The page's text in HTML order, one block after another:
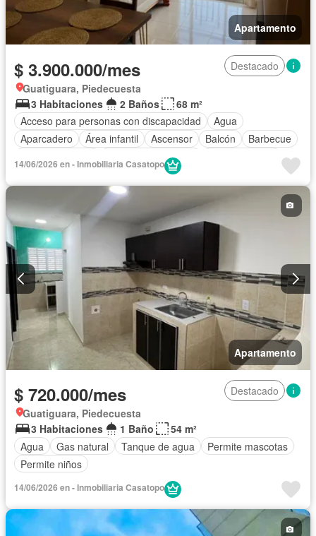
Apartamento
$ 3.900.000/mes
Destacado
Guatiguara, Piedecuesta
3 Habitaciones
2 Baños
68 m²
Acceso para personas con discapacidad
Agua
Aparcadero
Área infantil Ascensor Balcón
Barbecue
Caseta de vigilancia
Internet
Seguridad privada
Vista panorámica
Wifi Permite mascotas Permite niños
14/06/2026 en - Inmobiliaria Casatopo
Apartamento
$ 720.000/mes
Destacado
Guatiguara, Piedecuesta
3 Habitaciones
1 Baño
54 m²
Agua
Gas natural Tanque de agua
Permite mascotas
Permite niños
14/06/2026 en - Inmobiliaria Casatopo